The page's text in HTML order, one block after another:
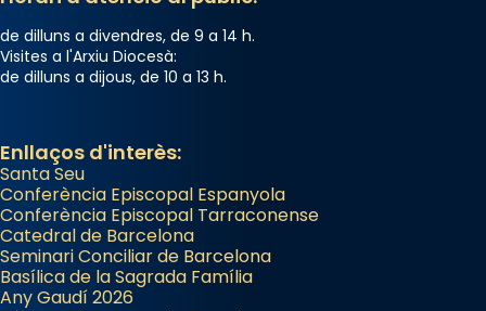
de dilluns a divendres, de 9 a 14 h.
Visites a l'Arxiu Diocesà:
de dilluns a dijous, de 10 a 13 h.
Enllaços d'interès:
Santa Seu
Conferència Episcopal Espanyola
Conferència Episcopal Tarraconense
Catedral de Barcelona
Seminari Conciliar de Barcelona
Basílica de la Sagrada Família
Any Gaudí 2026